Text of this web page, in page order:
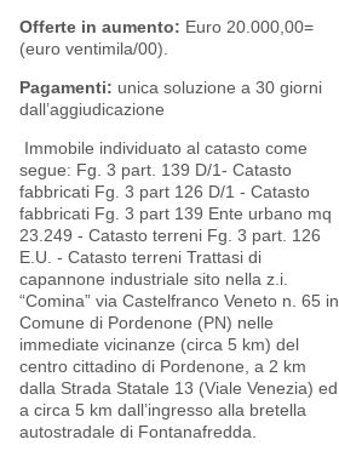
Offerte in aumento: Euro 20.000,00=
(euro ventimila/00).
Pagamenti: unica soluzione a 30 giorni
dall’aggiudicazione
Immobile individuato al catasto come
segue: Fg. 3 part. 139 D/1- Catasto
fabbricati Fg. 3 part 126 D/1 - Catasto
fabbricati Fg. 3 part 139 Ente urbano mq
23.249 - Catasto terreni Fg. 3 part. 126
E.U. - Catasto terreni Trattasi di
capannone industriale sito nella z.i.
“Comina” via Castelfranco Veneto n. 65 in
Comune di Pordenone (PN) nelle
immediate vicinanze (circa 5 km) del
centro cittadino di Pordenone, a 2 km
dalla Strada Statale 13 (Viale Venezia) ed
a circa 5 km dall’ingresso alla bretella
autostradale di Fontanafredda.